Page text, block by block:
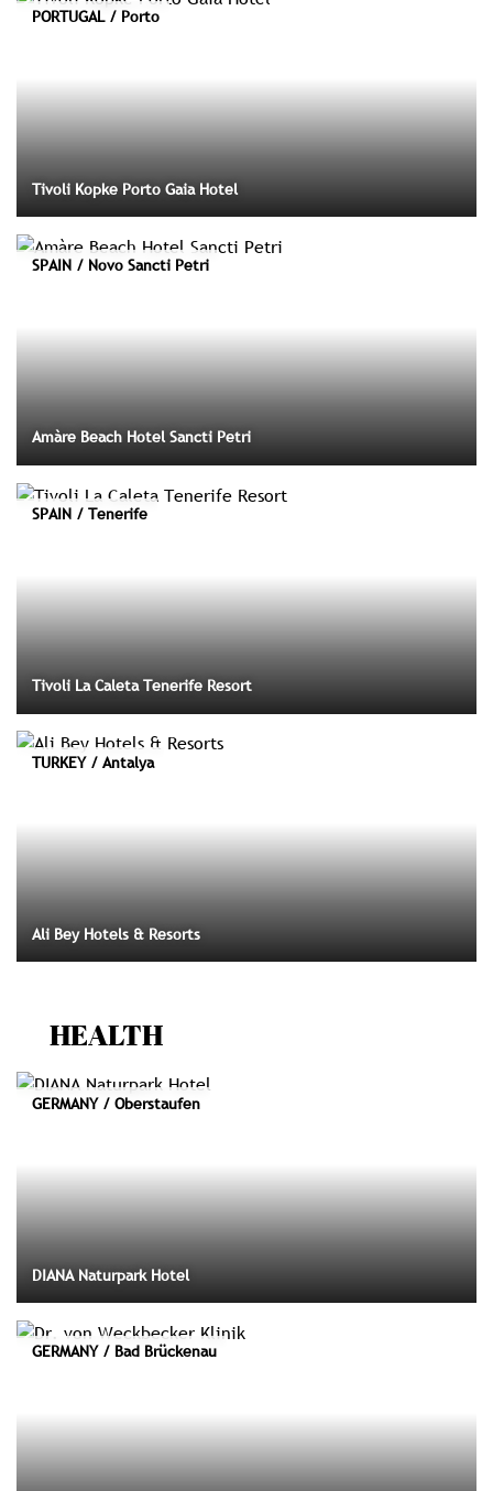
PORTUGAL / Porto
Tivoli Kopke Porto Gaia Hotel
SPAIN / Novo Sancti Petri
Amàre Beach Hotel Sancti Petri
SPAIN / Tenerife
Tivoli La Caleta Tenerife Resort
TURKEY / Antalya
Ali Bey Hotels & Resorts
HEALTH
GERMANY / Oberstaufen
DIANA Naturpark Hotel
GERMANY / Bad Brückenau